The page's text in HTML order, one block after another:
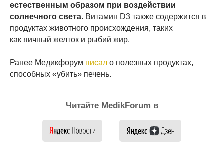
естественным образом при воздействии
солнечного света. Витамин D3 также содержится в
продуктах животного происхождения, таких
как яичный желток и рыбий жир.
Ранее Медикфорум писал о полезных продуктах,
способных «убить» печень.
Читайте MedikForum в